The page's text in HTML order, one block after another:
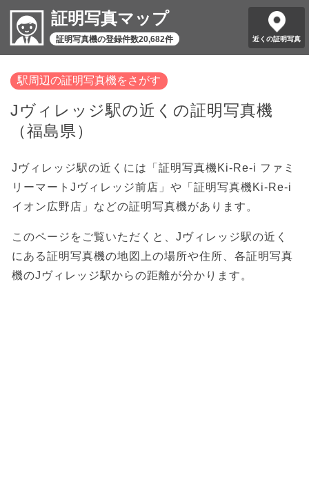
証明写真マップ
証明写真機の登録件数20,682件 近くの証明写真
駅周辺の証明写真機をさがす
Jヴィレッジ駅の近くの証明写真機
（福島県）
Jヴィレッジ駅の近くには「証明写真機Ki-Re-i ファミ
リーマートJヴィレッジ前店」や「証明写真機Ki-Re-i
イオン広野店」などの証明写真機があります。
このページをご覧いただくと、Jヴィレッジ駅の近く
にある証明写真機の地図上の場所や住所、各証明写真
機のJヴィレッジ駅からの距離が分かります。